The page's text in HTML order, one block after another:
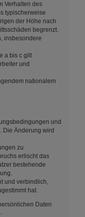
Verhalten des
typischerweise
der Höhe nach
begrenzt.
insbesondere
a bis c gilt
und
nationalem
und
Die Änderung wird
zu
erlischt das
bestehende
und verbindlich,
hat.
Daten